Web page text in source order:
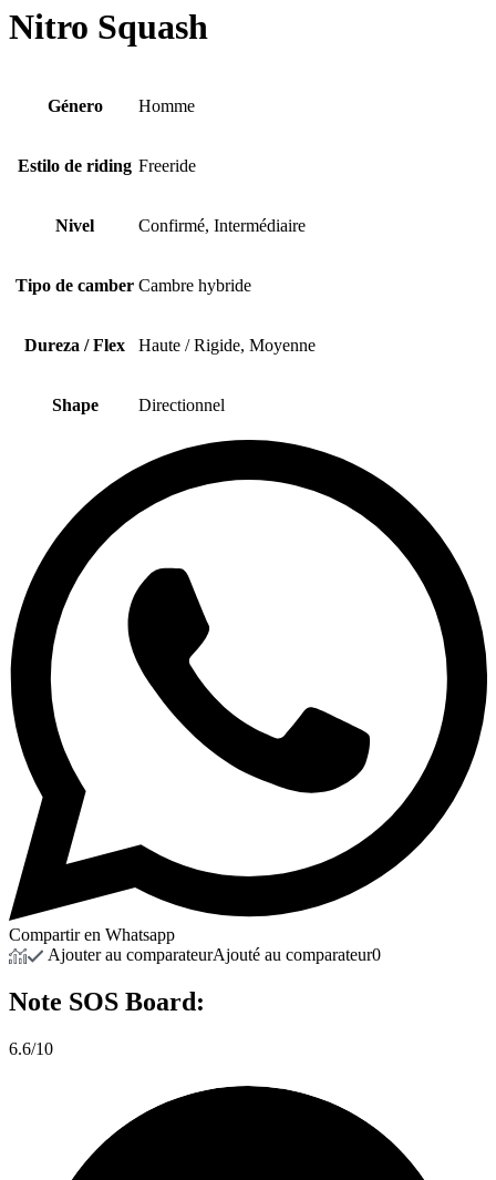
Nitro Squash
Género Homme
Estilo de riding Freeride
Nivel Confirmé, Intermédiaire
Tipo de camber Cambre hybride
Dureza / Flex Haute / Rigide, Moyenne
Shape Directionnel
Compartir en Whatsapp
Ajouter au comparateurAjouté au comparateur0
Note SOS Board:
6.6/10